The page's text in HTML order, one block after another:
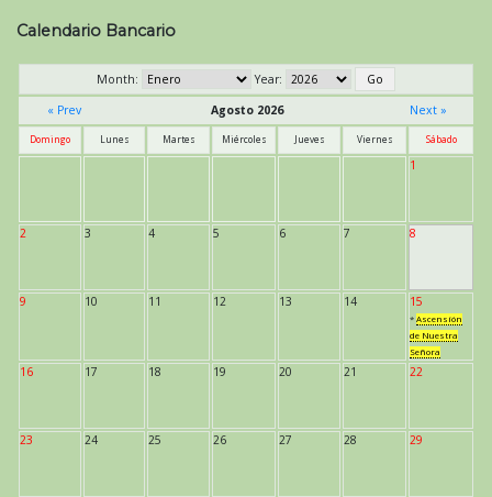
Calendario Bancario
Month:
Year:
« Prev
Agosto 2026 Next »
Domingo Lunes Martes Miércoles Jueves Viernes Sábado
1
2 3 4 5 6 7 8
9 10 11 12 13 14 15
* Ascensión
de Nuestra
Señora
16 17 18 19 20 21 22
23 24 25 26 27 28 29